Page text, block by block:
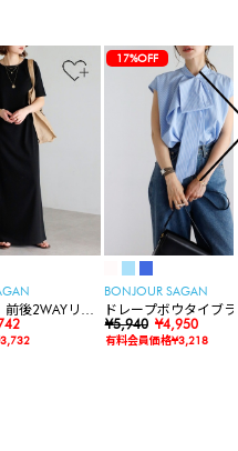
前後2WAYリブ
ス
17%OFF
BONJOUR SAGAN
ドレープボウタイブ
ス
¥5,940 ¥4,950
有料会員価格¥3,218